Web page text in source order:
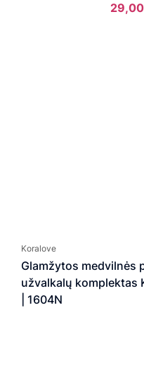
29,00
Koralove
Glamžytos medvilnės
užvalkalų komplektas
| 1604N